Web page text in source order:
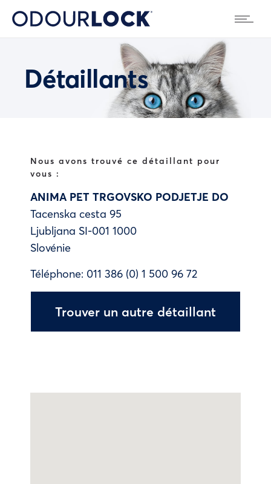
Détaillants
Nous avons trouvé ce détaillant pour
vous :
ANIMA PET TRGOVSKO PODJETJE DO
Tacenska cesta 95
Ljubljana SI-001 1000
Slovénie
Téléphone: 011 386 (0) 1 500 96 72
Trouver un autre détaillant